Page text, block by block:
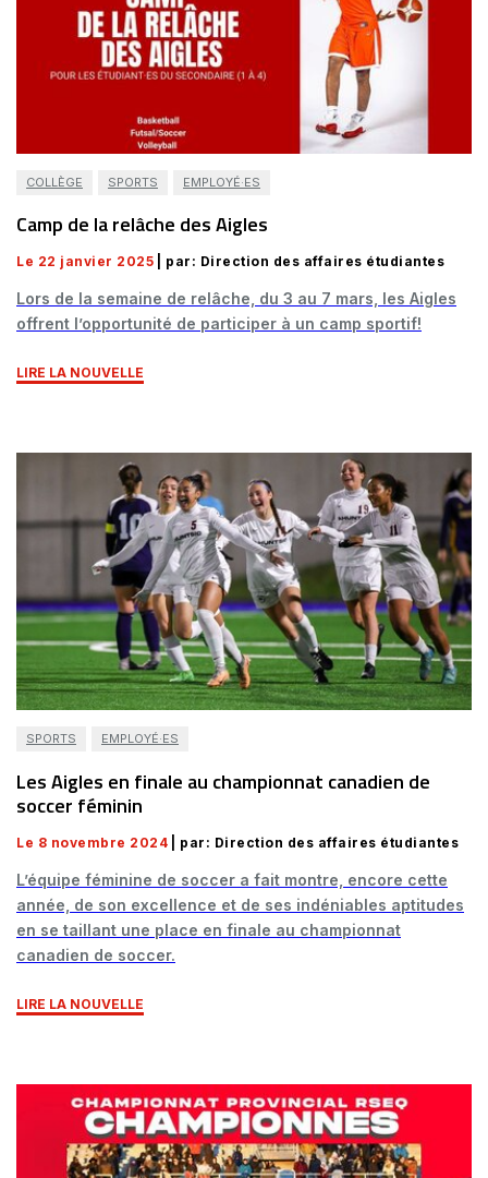
COLLÈGE SPORTS EMPLOYÉ·ES
Camp de la relâche des Aigles
Le 22 janvier 2025 | par: Direction des affaires étudiantes
Lors de la semaine de relâche, du 3 au 7 mars, les Aigles
offrent l’opportunité de participer à un camp sportif!
LIRE LA NOUVELLE
SPORTS EMPLOYÉ·ES
Les Aigles en finale au championnat canadien de
soccer féminin
Le 8 novembre 2024 | par: Direction des affaires étudiantes
L’équipe féminine de soccer a fait montre, encore cette
année, de son excellence et de ses indéniables aptitudes
en se taillant une place en finale au championnat
canadien de soccer.
LIRE LA NOUVELLE